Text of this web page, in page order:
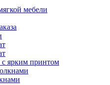
мебели
с ярким принтом